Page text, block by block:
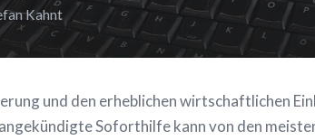
Kahnt
und den erheblichen wirtschaftlichen
Soforthilfe kann von den